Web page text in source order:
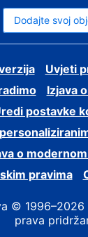
Dodajte svoj
Uvjeti
Izjava
postavke
o
pravima
© 1996–2026
prava